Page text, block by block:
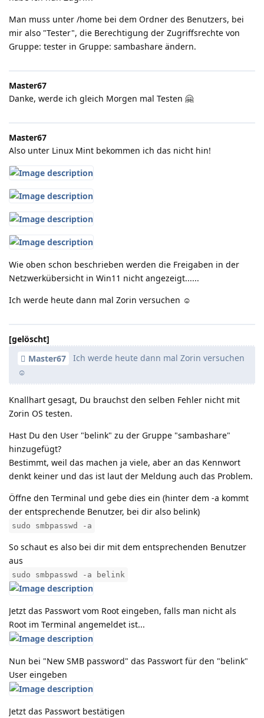
Man muss unter /home bei dem Ordner des Benutzers, bei
mir also "Tester", die Berechtigung der Zugriffsrechte von
Gruppe: tester in Gruppe: sambashare ändern.
Master67
Danke, werde ich gleich Morgen mal Testen 🤗
Master67
Also unter Linux Mint bekommen ich das nicht hin!
Wie oben schon beschrieben werden die Freigaben in der
Netzwerkübersicht in Win11 nicht angezeigt......
Ich werde heute dann mal Zorin versuchen ☺️
[gelöscht]
Master67
Ich werde heute dann mal Zorin versuchen
☺️
Knallhart gesagt, Du brauchst den selben Fehler nicht mit
Zorin OS testen.
Hast Du den User "belink" zu der Gruppe "sambashare"
hinzugefügt?
Bestimmt, weil das machen ja viele, aber an das Kennwort
denkt keiner und das ist laut der Meldung auch das Problem.
Öffne den Terminal und gebe dies ein (hinter dem -a kommt
der entsprechende Benutzer, bei dir also belink)
sudo smbpasswd -a
So schaut es also bei dir mit dem entsprechenden Benutzer
aus
sudo smbpasswd -a belink
Jetzt das Passwort vom Root eingeben, falls man nicht als
Root im Terminal angemeldet ist...
Nun bei "New SMB password" das Passwort für den "belink"
User eingeben
Jetzt das Passwort bestätigen